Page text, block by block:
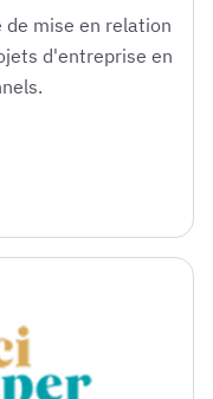
de mise en relation
d'entreprise en